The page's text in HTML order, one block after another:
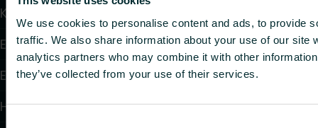
We use cookies to personalise content and ads, to provide
traffic. We also share information about your use of our site
analytics partners who may combine it with other
they’ve collected from your use of their services.
Konvektorer og blæser konvektorer
Elektrisk varme
Elektronisk styring
Hydronisk styring